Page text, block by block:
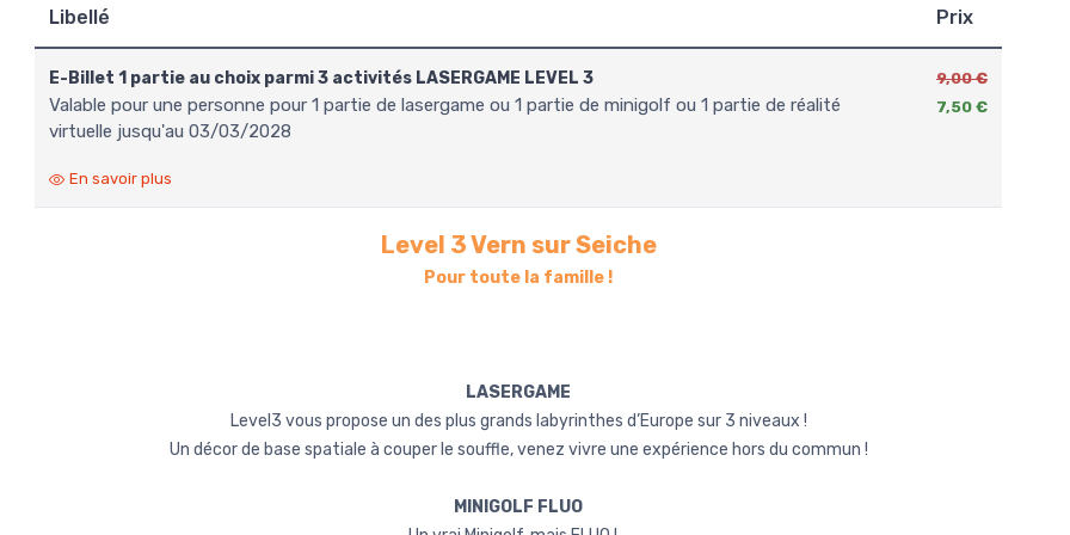
Libellé Prix
E-Billet 1 partie au choix parmi 3 activités LASERGAME LEVEL 3
valable pour une personne pour 1 partie de lasergame ou 1 partie de minigolf ou 1 partie de réalité
virtuelle jusqu'au 03/03/2028
En savoir plus
9,00 €
7,50 €
Level 3 Vern sur Seiche
Pour toute la famille !
LASERGAME
Level3 vous propose un des plus grands labyrinthes d’Europe sur 3 niveaux !
Un décor de base spatiale à couper le souffle, venez vivre une expérience hors du commun !
MINIGOLF FLUO